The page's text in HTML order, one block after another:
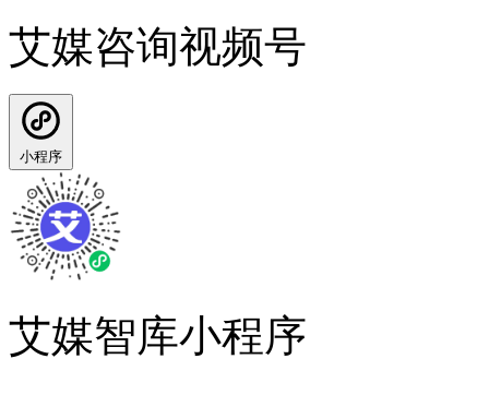
艾媒咨询视频号
小程序
艾媒智库小程序